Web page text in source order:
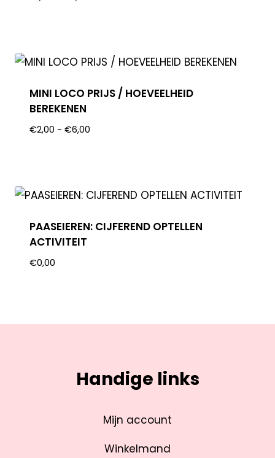
MINI LOCO PRIJS / HOEVEELHEID
BEREKENEN
€2,00 - €6,00
PAASEIEREN: CIJFEREND OPTELLEN
ACTIVITEIT
€0,00
Handige links
Mijn account
Winkelmand